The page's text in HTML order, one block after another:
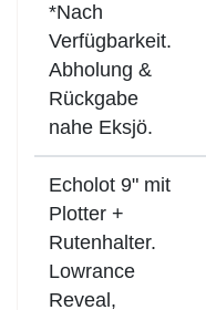
*Nach
Verfügbarkeit.
Abholung &
Rückgabe
nahe Eksjö.
Echolot 9" mit
Plotter +
Rutenhalter.
Lowrance
Reveal,